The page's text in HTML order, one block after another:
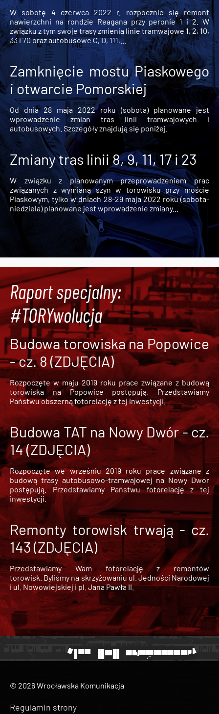
W sobotę 4 czerwca 2022 r. rozpocznie się remont
nawierzchni na rondzie Reagana przy peronie 1 i 2. W
związku z tym swoje trasy zmienią linie tramwajowe 1, 2, 10,
33 i 70 oraz autobusowe C, D, 111,...
Zamknięcie mostu Piaskowego
i otwarcie Pomorskiej
Od dnia 28 maja 2022 roku (sobota) planowane jest
wprowadzenie zmian tras linii tramwajowych i
autobusowych. Szczegóły znajdują się poniżej.
Zmiany tras linii 8, 9, 11, 17 i 23
W związku z planowanym przeprowadzeniem prac
związanych z wymianą szyn w torowisku przy moście
Piaskowym, tylko w dniach 28-29 maja 2022 roku (sobota-
niedziela) planowane jest wprowadzenie zmiany...
Raport specjalny:
#TORYwolucja
Budowa torowiska na Popowice
- cz. 8 (ZDJĘCIA)
Rozpoczęte w maju 2019 roku prace związane z budową
torowiska na Popowice
postępują. Przedstawiamy
Państwu obszerną fotorelację z tej inwestycji.
Budowa TAT na Nowy Dwór - cz.
14 (ZDJĘCIA)
Rozpoczęte we wrześniu 2019 roku prace związane z
budową trasy autobusowo-tramwajowej na Nowy Dwór
postępują. Przedstawiamy Państwu fotorelację z tej
inwestycji.
Remonty torowisk trwają - cz.
143 (ZDJĘCIA)
Przedstawiamy Wam fotorelację z remontów
torowisk. Byliśmy na skrzyżowaniu ul. Jedności Narodowej
i ul. Nowowiejskiej i pl. Jana Pawła II.
© 2026 Wrocławska Komunikacja
Regulamin strony